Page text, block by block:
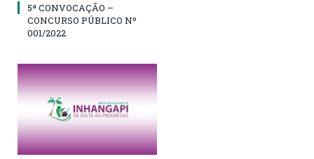
5ª CONVOCAÇÃO –
CONCURSO PÚBLICO Nº
001/2022